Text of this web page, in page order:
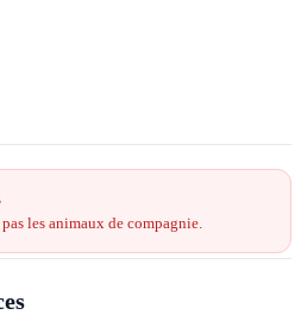
avec salle de bain privative.
connexion Wi fi dans toute la
les animaux de compagnie.